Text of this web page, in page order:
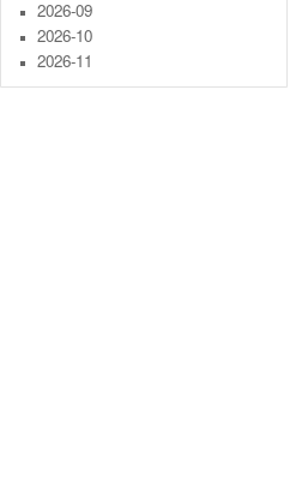
2026-09
2026-10
2026-11